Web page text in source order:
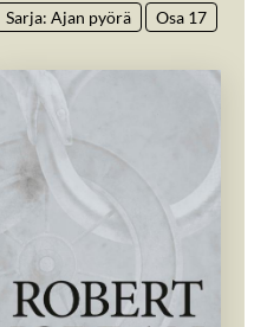
Sarja: Ajan pyörä Osa 17